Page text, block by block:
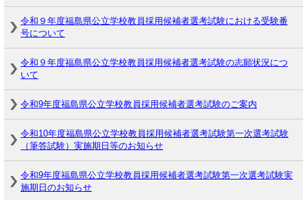
令和９年度福島県公立学校教員採用候補者選考試験における受験番
号について
令和９年度福島県公立学校教員採用候補者選考試験の志願状況につ
いて
令和9年度福島県公立学校教員採用候補者選考試験のご案内
令和10年度福島県公立学校教員採用候補者選考試験第一次選考試験
（筆答試験）実施期日等のお知らせ
令和9年度福島県公立学校教員採用候補者選考試験第一次選考試験実
施期日のお知らせ